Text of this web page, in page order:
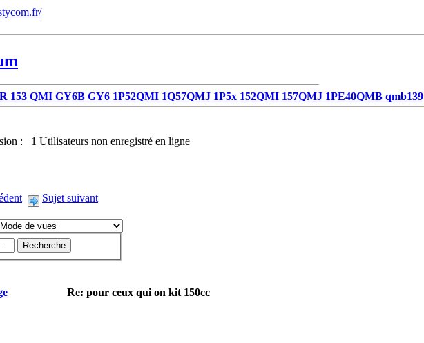
153 QMI GY6B GY6 1P52QMI 1Q57QMJ 1P5x 152QMI 157QMJ 1PE40QMB qmb139
: 1 Utilisateurs non enregistré en ligne
Sujet suivant
Re: pour ceux qui on kit 150cc